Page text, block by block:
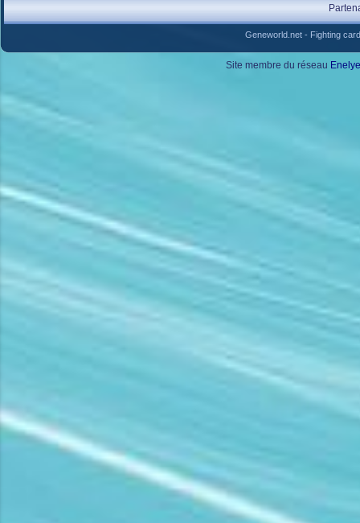
Geneworld.net- Fighting
Site membre du réseau Enelye